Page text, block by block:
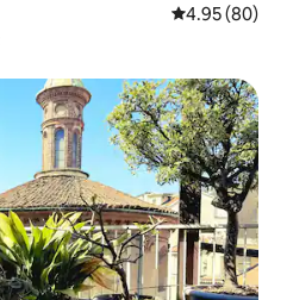
平均评分 4.95
4.95 (80)